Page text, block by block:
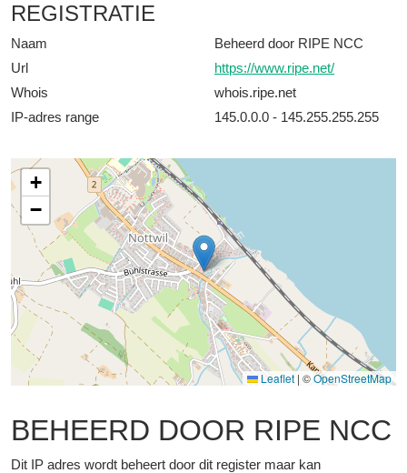
REGISTRATIE
Naam
Beheerd door RIPE NCC
Url
https://www.ripe.net/
Whois
whois.ripe.net
IP-adres range
145.0.0.0 - 145.255.255.255
+
−
Leaflet | ©OpenStreetMap
BEHEERD DOOR RIPE NCC
Dit IP adres wordt beheert door dit register maar kan